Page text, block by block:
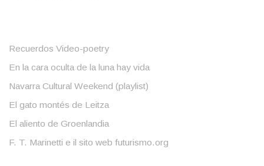
Recuerdos Video-poetry
En la cara oculta de la luna hay vida
Navarra Cultural Weekend (playlist)
El gato montés de Leitza
El aliento de Groenlandia
F. T. Marinetti e il sito web futurismo.org